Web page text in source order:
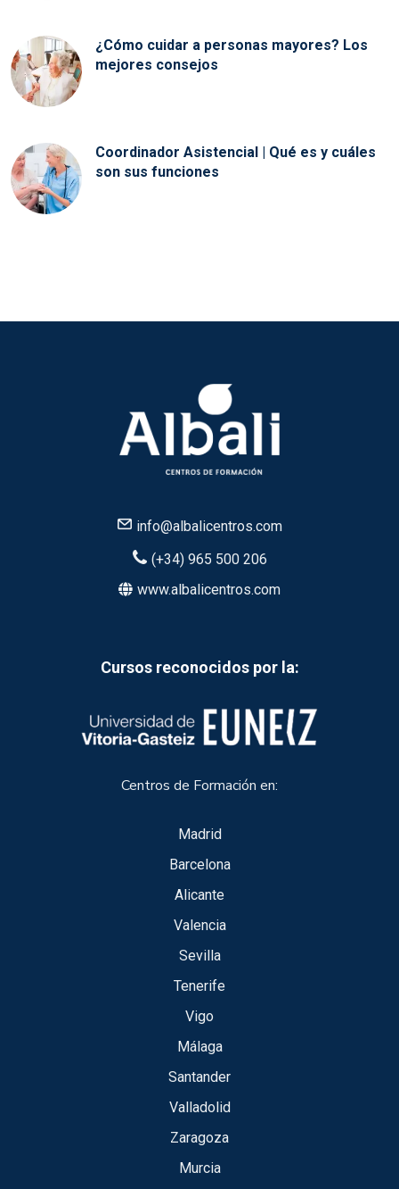
¿Cómo cuidar a personas mayores? Los
mejores consejos
Coordinador Asistencial | Qué es y cuáles
son sus funciones
info@albalicentros.com
(+34) 965 500 206
www.albalicentros.com
Cursos reconocidos por la:
Centros de Formación en:
Madrid
Barcelona
Alicante
Valencia
Sevilla
Tenerife
Vigo
Málaga
Santander
Valladolid
Zaragoza
Murcia